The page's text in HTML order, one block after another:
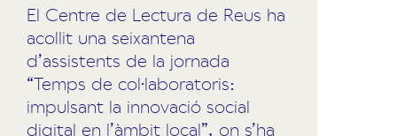
El Centre de Lectura de Reus ha
acollit una seixantena
d’assistents de la jornada
“Temps de col·laboratoris:
impulsant la innovació social
digital en l’àmbit local”, on s’ha